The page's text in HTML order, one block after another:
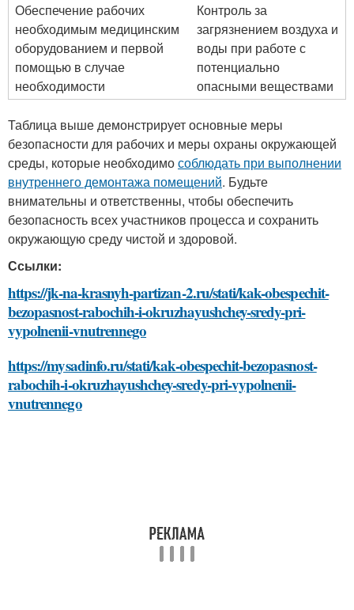
Обеспечение рабочих
необходимым медицинским
оборудованием и первой
помощью в случае
необходимости
Контроль за
загрязнением воздуха и
воды при работе с
потенциально
опасными веществами
Таблица выше демонстрирует основные меры
безопасности для рабочих и меры охраны окружающей
среды, которые необходимособлюдать при выполнении
внутреннего демонтажа помещений. Будьте
внимательны и ответственны, чтобы обеспечить
безопасность всех участников процесса и сохранить
окружающую среду чистой и здоровой.
Ссылки:
https://jk-na-krasnyh-partizan-2.ru/stati/kak-obespechit-
bezopasnost-rabochih-i-okruzhayushchey-sredy-pri-
vypolnenii-vnutrennego
https://mysadinfo.ru/stati/kak-obespechit-bezopasnost-
rabochih-i-okruzhayushchey-sredy-pri-vypolnenii-
vnutrennego